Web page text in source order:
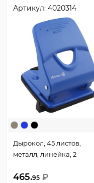
Артикул:4020314
Дырокол, 45 листов,
металл, линейка, 2
цвет синий, Attomex,
465.95 ₽